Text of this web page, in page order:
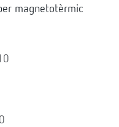
magnetotèrmic